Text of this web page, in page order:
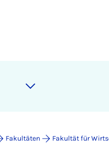
Fakultäten Fakultät für